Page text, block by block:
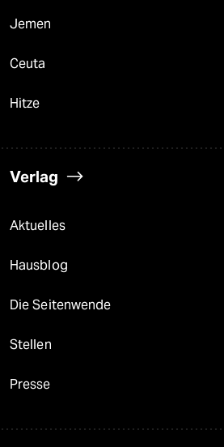
Jemen
Ceuta
Hitze
Verlag
Aktuelles
Hausblog
Die Seitenwende
Stellen
Presse